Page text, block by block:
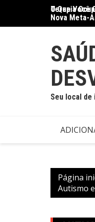
o
O Que Você
Terapia
Nova Meta-
Seu local
Página
Autismo